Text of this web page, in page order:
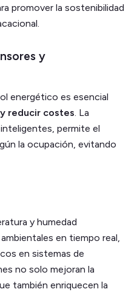
promover la sostenibilidad
y
energético es esencial
reducir costes. La
permite el
la ocupación, evitando
y humedad
en tiempo real,
en sistemas de
no solo mejoran la
también enriquecen la